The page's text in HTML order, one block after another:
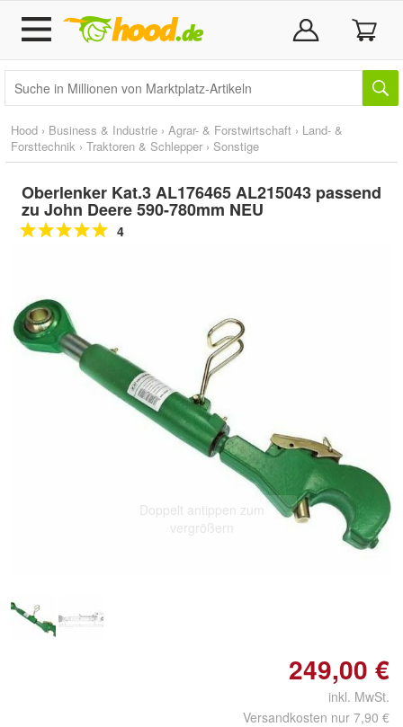
Hood › Business & Industrie › Agrar- & Forstwirtschaft › Land- &
Forsttechnik › Traktoren & Schlepper › Sonstige
Oberlenker Kat.3 AL176465 AL215043 passend
zu John Deere 590-780mm NEU
4
Doppelt antippen zum
vergrößern
249,00 €
inkl. MwSt.
Versandkosten nur 7,90 €